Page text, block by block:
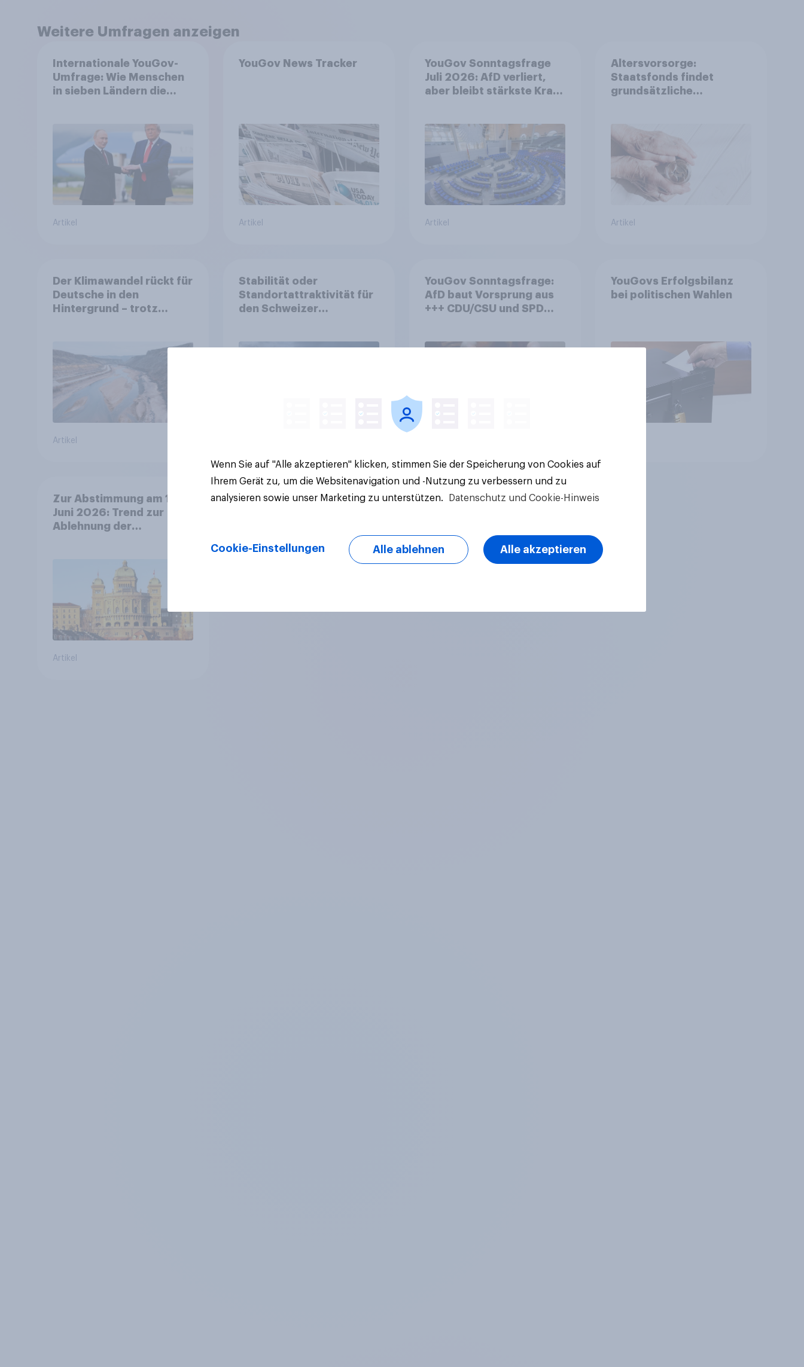
Weitere Umfragen anzeigen
Internationale YouGov-
Umfrage: Wie Menschen
in sieben Ländern die
Bedrohungen und
Bündnisse bewerten
Artikel
YouGov News Tracker
Artikel
YouGov Sonntagsfrage
Juli 2026: AfD verliert,
aber bleibt stärkste Kraft
Bevölkerung
Artikel
Altersvorsorge:
Staatsfonds findet
grundsätzliche
entscheiden über die
Akzeptanz
Artikel
Der Klimawandel rückt für
Deutsche in den
Hintergrund – trotz
Artikel
Stabilität oder
Standortattraktivität für
den Schweizer
Debatte um die
YouGov Sonntagsfrage:
AfD baut Vorsprung aus
+++ CDU/CSU und SPD
wünschen sich Fußball-
YouGovs Erfolgsbilanz
bei politischen Wahlen
Zur Abstimmung am 14.
Juni 2026: Trend zur
Ablehnung der
für Annahme des
Zivildienstgesetz sinken
Artikel
Wenn Sie auf "Alle akzeptieren" klicken, stimmen Sie der Speicherung von Cookies auf
Ihrem Gerät zu, um die Websitenavigation und -Nutzung zu verbessern und zu
analysieren sowie unser Marketing zu unterstützen.
Datenschutz und Cookie-Hinweis
Cookie-Einstellungen Alle ablehnen Alle akzeptieren